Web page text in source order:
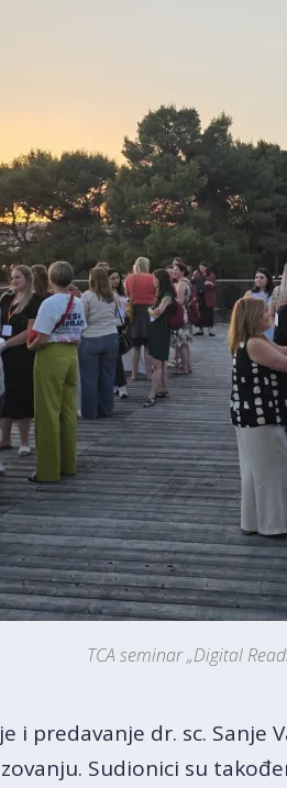
TCA seminar „Digital
i predavanje dr. sc. Sanje
Sudionici su